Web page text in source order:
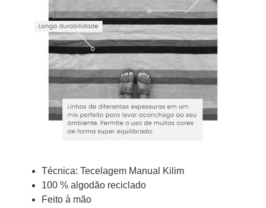
Técnica: Tecelagem Manual Kilim
100 % algodão reciclado
Feito à mão